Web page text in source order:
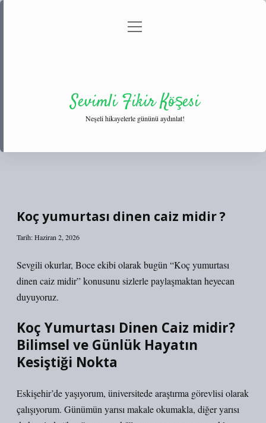
Gizlilik Politikası
menüyü
Sevimli Fikir Köşesi
Neşeli hikayelerle gününü aydınlat!
Koç yumurtası dinen caiz midir ?
Tarih: Haziran 2, 2026
Sevgili okurlar, Boce ekibi olarak bugün “Koç yumurtası
dinen caiz midir” konusunu sizlerle paylaşmaktan heyecan
duyuyoruz.
Koç Yumurtası Dinen Caiz midir?
Bilimsel ve Günlük Hayatın
Kesiştiği Nokta
Eskişehir’de yaşıyorum, üniversitede araştırma görevlisi olarak
çalışıyorum. Günümün yarısı makale okumakla, diğer yarısı